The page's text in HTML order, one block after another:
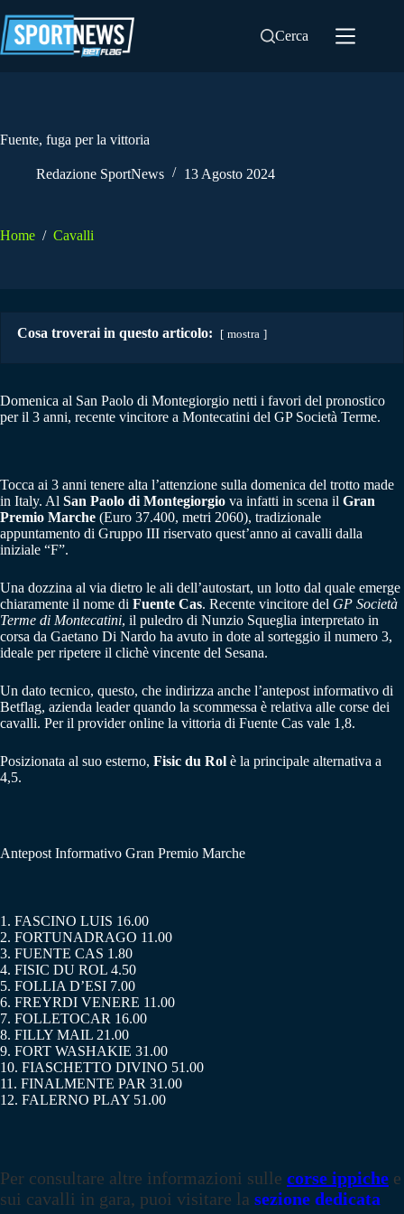
al
contenuto
Cerca
Fuente, fuga per la vittoria
Redazione SportNews 13 Agosto 2024
Home / Cavalli
Cosa troverai in questo articolo: mostra
Domenica al San Paolo di Montegiorgio netti i favori del pronostico
per il 3 anni, recente vincitore a Montecatini del GP Società Terme.
Tocca ai 3 anni tenere alta l’attenzione sulla domenica del trotto made
in Italy. Al San Paolo di Montegiorgio va infatti in scena il Gran
Premio Marche (Euro 37.400, metri 2060), tradizionale
appuntamento di Gruppo III riservato quest’anno ai cavalli dalla
iniziale “F”.
Una dozzina al via dietro le ali dell’autostart, un lotto dal quale emerge
chiaramente il nome di Fuente Cas. Recente vincitore del GP Società
Terme di Montecatini, il puledro di Nunzio Squeglia interpretato in
corsa da Gaetano Di Nardo ha avuto in dote al sorteggio il numero 3,
ideale per ripetere il clichè vincente del Sesana.
Un dato tecnico, questo, che indirizza anche l’antepost informativo di
Betflag, azienda leader quando la scommessa è relativa alle corse dei
cavalli. Per il provider online la vittoria di Fuente Cas vale 1,8.
Posizionata al suo esterno, Fisic du Rol è la principale alternativa a
4,5.
Antepost Informativo Gran Premio Marche
1. FASCINO LUIS 16.00
2. FORTUNADRAGO 11.00
3. FUENTE CAS 1.80
4. FISIC DU ROL 4.50
5. FOLLIA D’ESI 7.00
6. FREYRDI VENERE 11.00
7. FOLLETOCAR 16.00
8. FILLY MAIL 21.00
9. FORT WASHAKIE 31.00
10. FIASCHETTO DIVINO 51.00
11. FINALMENTE PAR 31.00
12. FALERNO PLAY 51.00
Per consultare altre informazioni sulle corse ippiche e
sui cavalli in gara, puoi visitare la sezione dedicata